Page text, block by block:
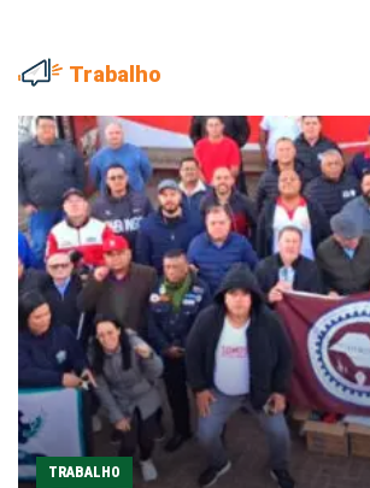
Trabalho
TRABALHO